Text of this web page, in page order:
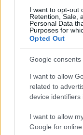
I want to opt-out
Retention, Sale,
Personal Data
Purposes for
Opted Out
Google consents
I want to allow
related to
device identifiers
I want to allow
Google for
Scoprire luoghi